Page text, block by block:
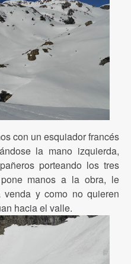
con un esquiador francés
la mano izquierda,
porteando los tres
manos a la obra, le
y como no quieren
hacia el valle.